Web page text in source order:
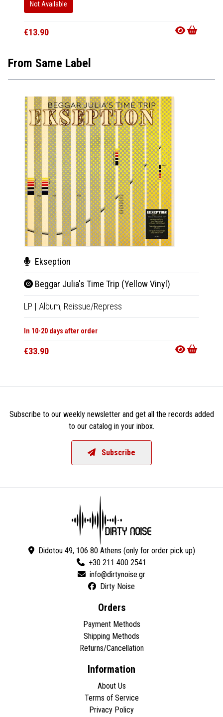
Not Available
€13.90
From Same Label
Ekseption
Beggar Julia's Time Trip (Yellow Vinyl)
LP | Album, Reissue/Repress
In 10-20 days after order
€33.90
Subscribe to our weekly newsletter and get all the records added
to our catalog in your inbox.
Subscribe
Didotou 49, 106 80 Athens (only for order pick up)
+30 211 400 2541
Dirty Noise
Orders
Payment Methods
Shipping Methods
Returns/Cancellation
Information
About Us
Terms of Service
Privacy Policy